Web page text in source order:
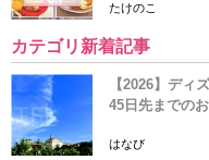
たけのこ
カテゴリ新着記事
【2026】ディ
45日先までの
はなび